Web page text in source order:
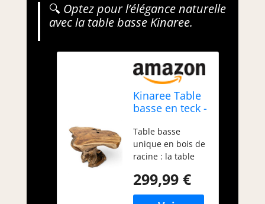
🔍 Optez pour l’élégance naturelle
avec la table basse Kinaree.
Kinaree Table
basse en teck -
en bois massif
avec forme
unique et
look rustique
naturel
Table basse
unique en bois de
racine : la table
KRABANG en teck
massif se
299,99 €